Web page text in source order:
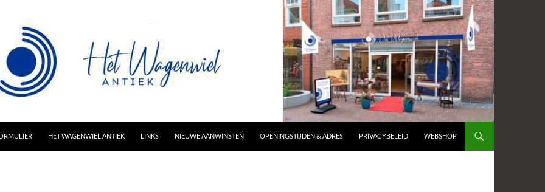
HET WAGENWIEL ANTIEK LINKS NIEUWE AANWINSTEN OPENINGSTIJDEN & ADRES PRIVACYBELEID WEBSHOP